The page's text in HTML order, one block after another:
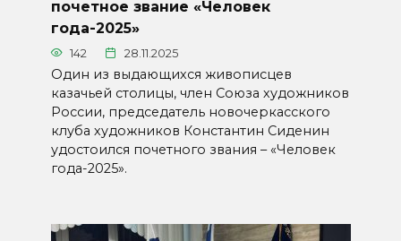
почетное звание «Человек
года-2025»
142 28.11.2025
Один из выдающихся живописцев
казачьей столицы, член Союза художников
России, председатель новочеркасского
клуба художников Константин Сиденин
удостоился почетного звания – «Человек
года-2025».